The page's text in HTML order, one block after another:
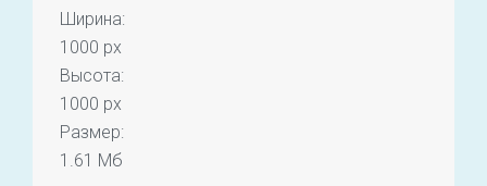
Ширина:
1000 px
Высота:
1000 px
Размер:
1.61 Мб